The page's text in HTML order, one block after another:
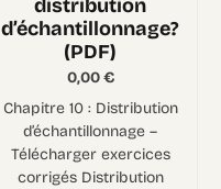
distribution
d’échantillonnage?
(PDF)
0,00€
Chapitre 10 : Distribution
d’échantillonnage –
Télécharger exercices
corrigés Distribution